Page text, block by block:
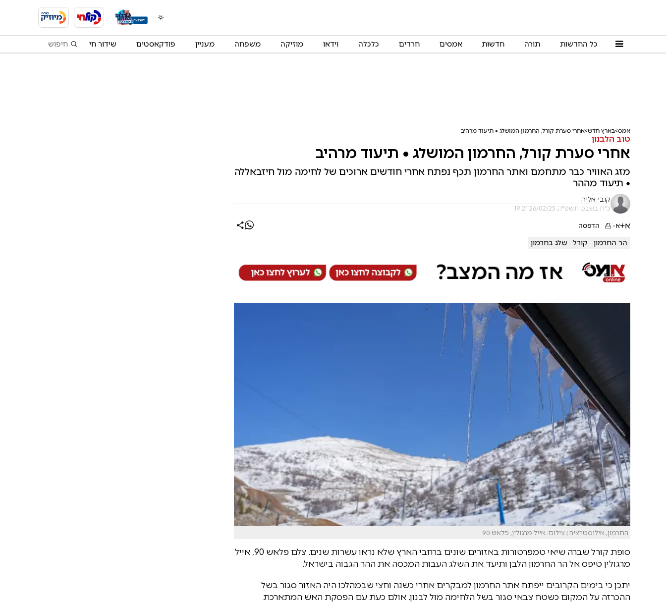
כל החדשות תורה חדשות אמסים חרדים כלכלה וידאו מוזיקה משפחה מעניין פודקאסטים שידור חי
אמס בארץ חדש אחרי סערת קורל, החרמון המושלג • תיעוד מרהיב
טוב הלבנון
אחרי סערת קורל, החרמון המושלג • תיעוד מרהיב
מזג האוויר כבר מתחמם ואתר החרמון תכף נפתח אחרי חודשים ארוכים של לחימה מול חיזבאללה
• תיעוד מההר
קובי אליה
כ"ח בשבט תשפ"ה, 26/02/25 19:21
א+א- הדפסה
הר החרמון קורל שלג בחרמון
החרמון, אילוסטרציה | צילום: אייל מרגולין, פלאש 90
סופת קורל שברה שיאי טמפרטורות באזורים שונים ברחבי הארץ שלא נראו עשרות שנים. צלם פלאש 90, אייל
מרגולין טיפס אל הר החרמון הלבן ותיעד את השלג העבות המכסה את ההר הגבוה בישראל.
יתכן כי בימים הקרובים ייפתח אתר החרמון למבקרים אחרי כשנה וחצי שבמהלכו היה האזור סגור בשל
ההכרזה על המקום כשטח צבאי סגור בשל הלחימה מול לבנון. אולם כעת עם הפסקת האש המתארכת